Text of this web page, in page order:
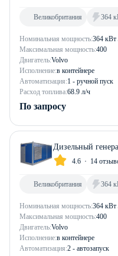
Номинальная мощность:364
Максимальная мощность:400
Двигатель:Volvo
Исполнение:в контейнере
Автоматизация:1 - ручной пуск
Расход топлива:68.9 л/ч
Великобритания 364
По запросу
Дизельный
4.6 14
Номинальная мощность:364
Максимальная мощность:400
Двигатель:Volvo
Исполнение:в контейнере
Автоматизация:2 - автозапуск
Великобритания 364